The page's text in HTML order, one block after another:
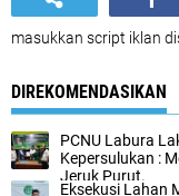
masukkan script iklan
DIREKOMENDASIKAN
PCNU Labura
Kepersulukan :
Jeruk Purut.
Eksekusi Lahan